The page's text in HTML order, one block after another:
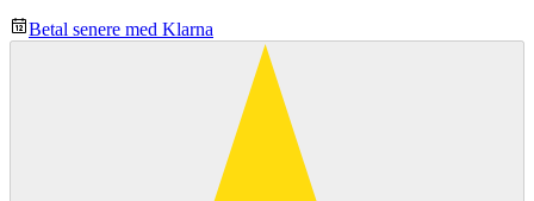
Betal senere med Klarna